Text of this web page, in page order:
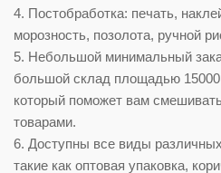
4. Постобработка: печать,
морозность, позолота, ручной
5. Небольшой минимальный
большой склад площадью
который поможет вам
товарами.
6. Доступны все виды
такие как оптовая упаковка,